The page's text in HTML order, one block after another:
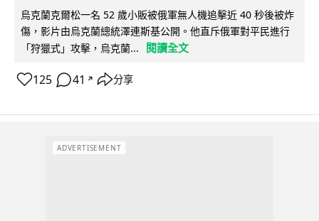
烏克蘭克爾松一名 52 歲小販被俄軍無人機追擊近 40 秒後被炸
傷，影片由烏克蘭總統澤連斯基公開。他直斥俄軍對平民進行
「狩獵式」攻擊，烏克蘭...
閱讀全文
125 41 ↗ 分享
ADVERTISEMENT